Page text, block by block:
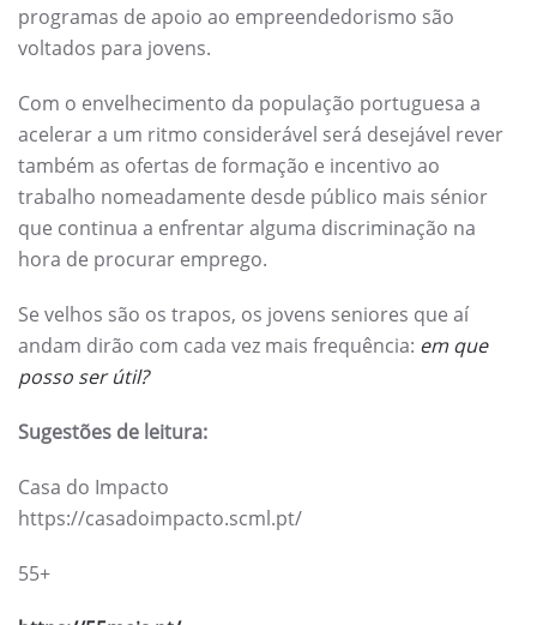
programas de apoio ao empreendedorismo são
voltados para jovens.
Com o envelhecimento da população portuguesa a
acelerar a um ritmo considerável será desejável rever
também as ofertas de formação e incentivo ao
trabalho nomeadamente desde público mais sénior
que continua a enfrentar alguma discriminação na
hora de procurar emprego.
Se velhos são os trapos, os jovens seniores que aí
andam dirão com cada vez mais frequência: em que
posso ser útil?
Sugestões de leitura:
Casa do Impacto
https://casadoimpacto.scml.pt/
55+